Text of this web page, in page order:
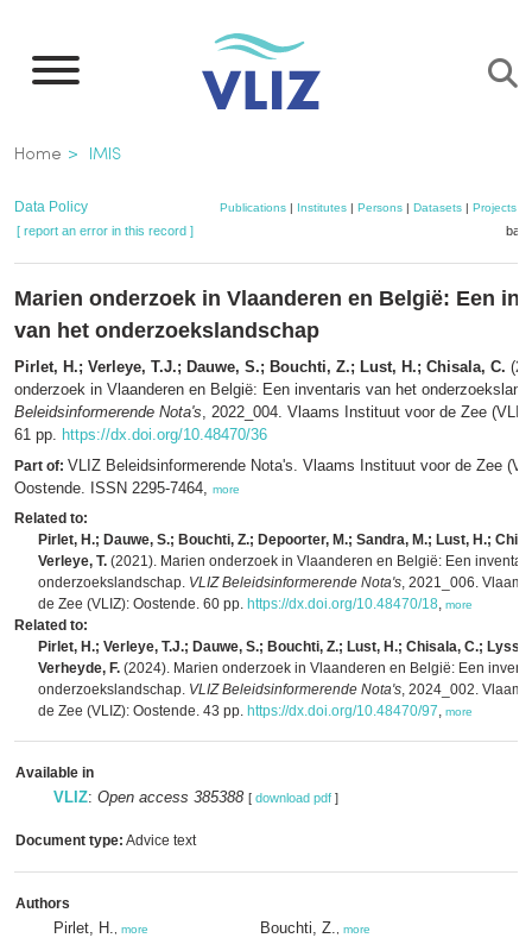
main
Breadcrumb
Home IMIS
Data Policy Publications| Institutes| Persons| Datasets| Projects|
[ report an error in this record ]
Marien onderzoek in Vlaanderen en België: Een
van het onderzoekslandschap
Pirlet, H.; Verleye, T.J.; Dauwe, S.; Bouchti, Z.; Lust, H.; Chisala, C.
onderzoek in Vlaanderen en België: Een inventaris van het
Beleidsinformerende Nota's, 2022_004. Vlaams Instituut voor de Zee
61 pp. https://dx.doi.org/10.48470/36
Part of: VLIZ Beleidsinformerende Nota's. Vlaams Instituut voor de Zee
Oostende. ISSN 2295-7464, more
Related to:
Pirlet, H.; Dauwe, S.; Bouchti, Z.; Depoorter, M.; Sandra, M.; Lust, H.;
Verleye, T. (2021). Marien onderzoek in Vlaanderen en België: Een
onderzoekslandschap. VLIZ Beleidsinformerende Nota's, 2021_006.
de Zee (VLIZ): Oostende. 60 pp. https://dx.doi.org/10.48470/18, more
Related to:
Pirlet, H.; Verleye, T.J.; Dauwe, S.; Bouchti, Z.; Lust, H.; Chisala, C.;
Verheyde, F. (2024). Marien onderzoek in Vlaanderen en België: Een
onderzoekslandschap. VLIZ Beleidsinformerende Nota's, 2024_002.
de Zee (VLIZ): Oostende. 43 pp. https://dx.doi.org/10.48470/97, more
Available in
VLIZ: Open access 385388 [ download pdf ]
Document type: Advice text
Authors
Pirlet, H. more Bouchti, Z. more